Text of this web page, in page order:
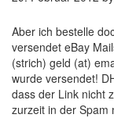
Aber ich bestelle
versendet eBay
(strich) geld (at)
wurde versendet!
dass der Link nicht
zurzeit in der